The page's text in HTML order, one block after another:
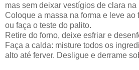
mas sem deixar vestígios de clara na
Coloque a massa na forma e leve ao
ou faça o teste do palito.
Retire do forno, deixe esfriar e
Faça a calda: misture todos os
alto até ferver. Desligue e derrame